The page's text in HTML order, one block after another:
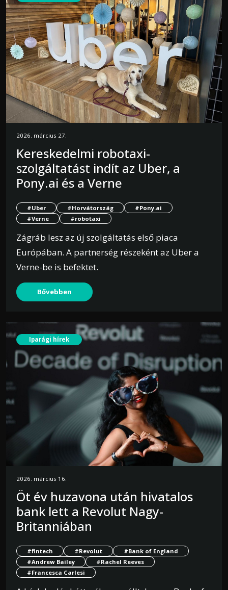
2026. március 27.
Kereskedelmi robotaxi-
szolgáltatást indít az Uber, a
Pony.ai és a Verne
#Uber #Horvátország
#Pony.ai
#Verne
#robotaxi
Zágráb lesz az új szolgáltatás első piaca
Európában. A partnerség részeként az Uber a
Verne-be is befektet.
Bővebben
Iparági hírek
2026. március 16.
Öt év huzavona után hivatalos
bank lett a Revolut Nagy-
Britanniában
#fintech #Revolut
#Bank of England
#Andrew Bailey
#Rachel Reeves
#Francesca Carlesi